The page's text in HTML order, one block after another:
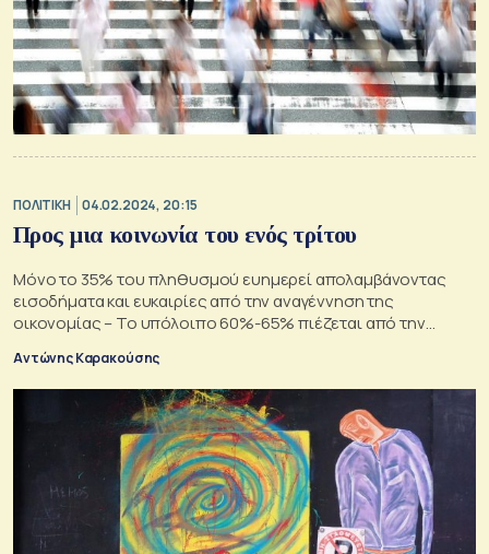
ΠΟΛΙΤΙΚΗ 04.02.2024, 20:15
Προς μια κοινωνία του ενός τρίτου
Μόνο το 35% του πληθυσμού ευημερεί απολαμβάνοντας
εισοδήματα και ευκαιρίες από την αναγέννηση της
οικονομίας – Το υπόλοιπο 60%-65% πιέζεται από την
Αντώνης Καρακούσης